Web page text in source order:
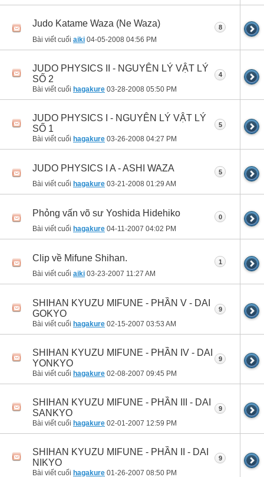
Judo Katame Waza (Ne Waza)
Bài viết cuối aiki 04-05-2008 04:56 PM
8
JUDO PHYSICS II - NGUYÊN LÝ VẬT LÝ
SỐ 2
Bài viết cuối hagakure 03-28-2008 05:50 PM
4
JUDO PHYSICS I - NGUYÊN LÝ VẬT LÝ
SỐ 1
Bài viết cuối hagakure 03-26-2008 04:27 PM
5
JUDO PHYSICS I A - ASHI WAZA
Bài viết cuối hagakure 03-21-2008 01:29 AM
5
Phỏng vấn võ sư Yoshida Hidehiko
Bài viết cuối hagakure 04-11-2007 04:02 PM
0
Clip về Mifune Shihan.
Bài viết cuối aiki 03-23-2007 11:27 AM
1
SHIHAN KYUZU MIFUNE - PHẦN V - DAI
GOKYO
Bài viết cuối hagakure 02-15-2007 03:53 AM
9
SHIHAN KYUZU MIFUNE - PHẦN IV - DAI
YONKYO
Bài viết cuối hagakure 02-08-2007 09:45 PM
9
SHIHAN KYUZU MIFUNE - PHẦN III - DAI
SANKYO
Bài viết cuối hagakure 02-01-2007 12:59 PM
9
SHIHAN KYUZU MIFUNE - PHẦN II - DAI
NIKYO
Bài viết cuối hagakure 01-26-2007 08:50 PM
9